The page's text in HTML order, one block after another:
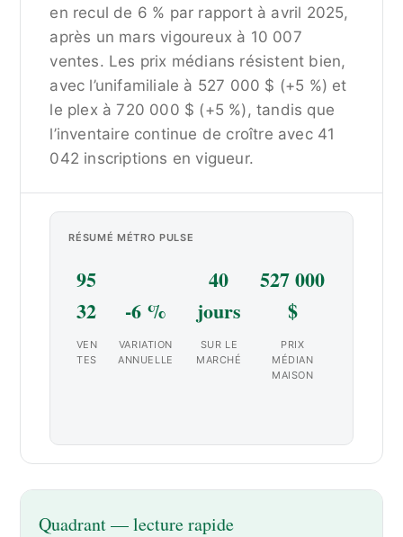
en recul de 6 % par rapport à avril 2025,
après un mars vigoureux à 10 007
ventes. Les prix médians résistent bien,
avec l’unifamiliale à 527 000 $ (+5 %) et
le plex à 720 000 $ (+5 %), tandis que
l’inventaire continue de croître avec 41
042 inscriptions en vigueur.
RÉSUMÉ MÉTRO PULSE
95
32
-6 %
40
jours
527 000
$
VEN
TES
VARIATION
ANNUELLE
SUR LE
MARCHÉ
PRIX
MÉDIAN
MAISON
Quadrant — lecture rapide